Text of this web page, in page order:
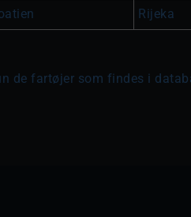
Rijeka
de fartøjer som findes i